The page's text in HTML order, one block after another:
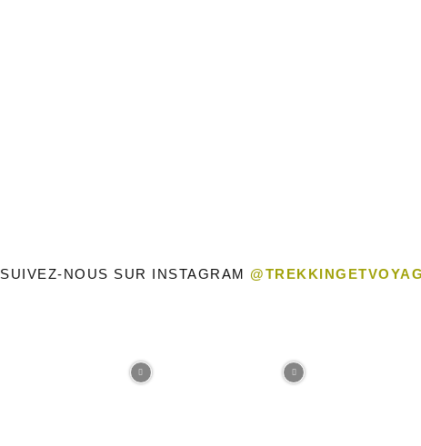
SUIVEZ-NOUS SUR INSTAGRAM